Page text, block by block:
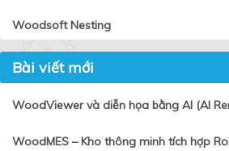
Woodsoft Nesting
Bài viết mới
WoodViewer và diễn họa bằng AI (AI
WoodMES – Kho thông minh tích hợp